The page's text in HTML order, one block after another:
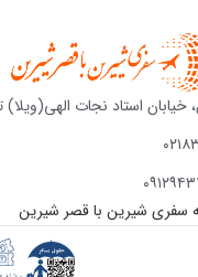
خیابان استاد نجات الهی(ویلا)
سفری شیرین با قصر شیرین